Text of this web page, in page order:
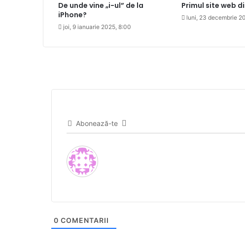
De unde vine „i-ul” de la
iPhone?
joi, 9 ianuarie 2025, 8:00
Primul site web
luni, 23 decembrie
Abonează-te
0 COMENTARII